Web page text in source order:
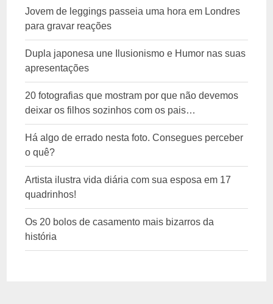
Jovem de leggings passeia uma hora em Londres
para gravar reações
Dupla japonesa une Ilusionismo e Humor nas suas
apresentações
20 fotografias que mostram por que não devemos
deixar os filhos sozinhos com os pais…
Há algo de errado nesta foto. Consegues perceber
o quê?
Artista ilustra vida diária com sua esposa em 17
quadrinhos!
Os 20 bolos de casamento mais bizarros da
história